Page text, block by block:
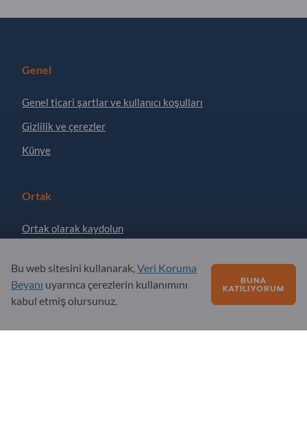
Genel
Genel ticari şartlar ve kullanıcı koşulları
Gizlilik ve çerezler
Künye
Ortak
Ortak olarak kaydolun
Sorular?
SSS
Bu web sitesini kullanarak,Veri Koruma
Beyanı uyarınca çerezlerin kullanımını
kabul etmiş olursunuz.
BUNA
KATILIYORUM